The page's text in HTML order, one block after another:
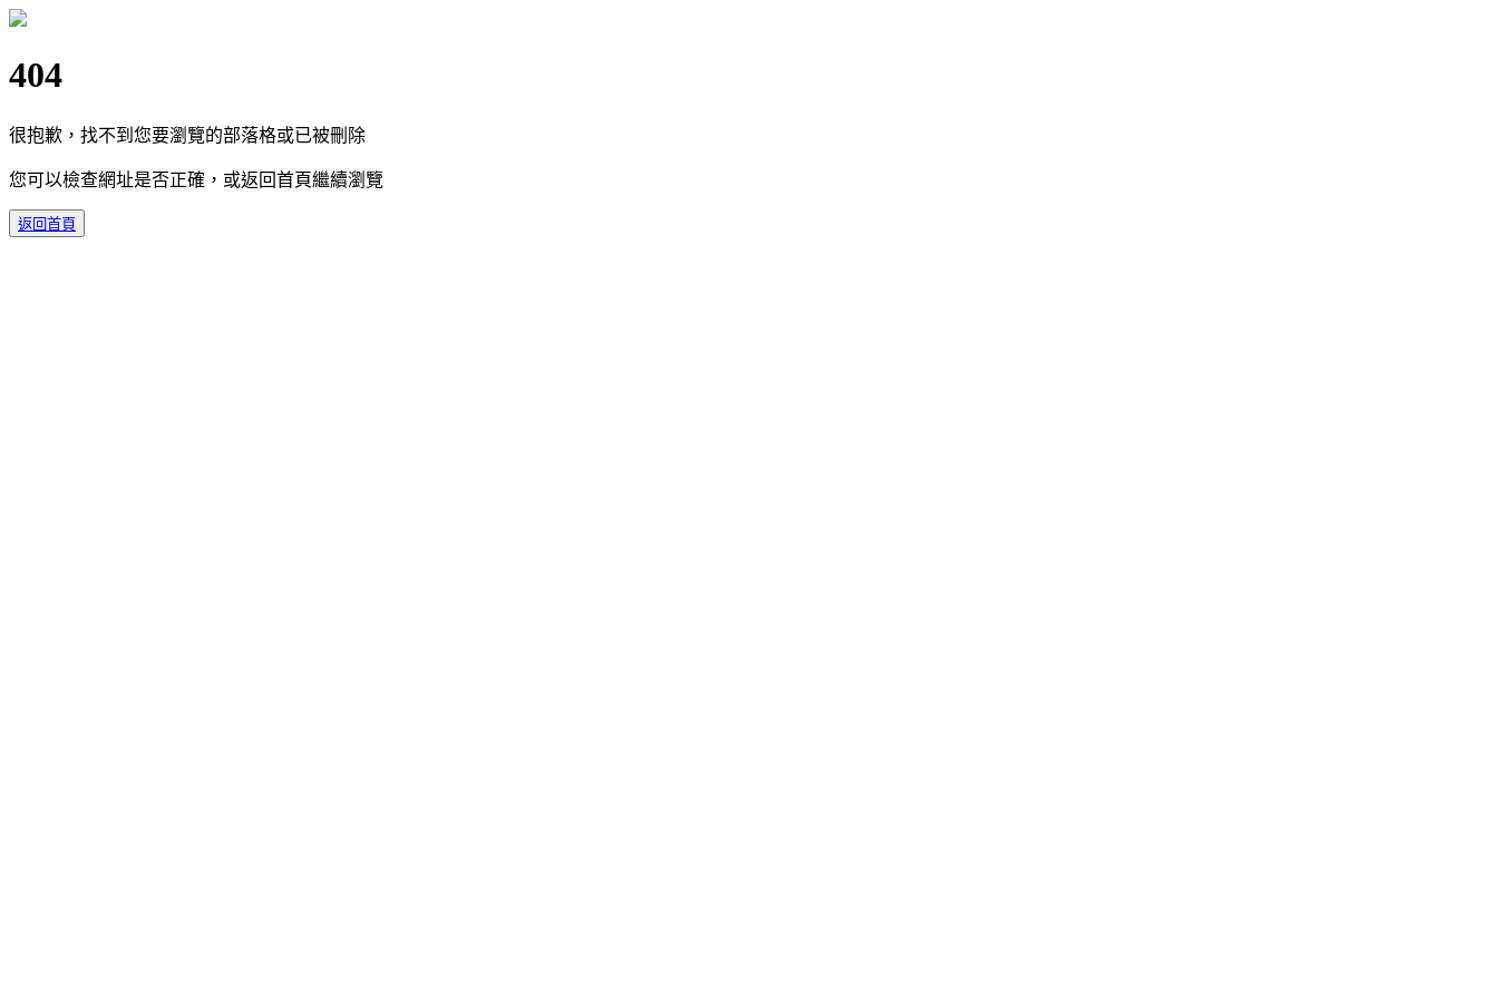
404
很抱歉，找不到您要瀏覽的部落格或已被刪除
您可以檢查網址是否正確，或返回首頁繼續瀏覽
返回首頁